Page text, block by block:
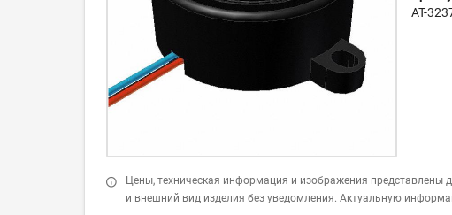
AT-
Цены, техническая информация и изображения представлены
и внешний вид изделия без уведомления. Актуальную